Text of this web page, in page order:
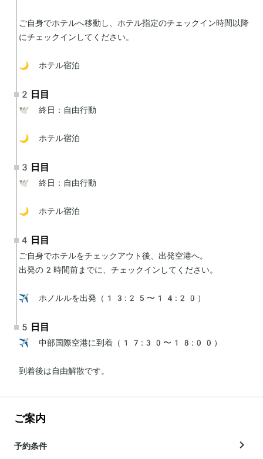
ご自身でホテルへ移動し、ホテル指定のチェックイン時間以降
にチェックインしてください。
🌙 ホテル宿泊
2日目
🕊 終日：自由行動
🌙 ホテル宿泊
3日目
🕊 終日：自由行動
🌙 ホテル宿泊
4日目
ご自身でホテルをチェックアウト後、出発空港へ。
出発の2時間前までに、チェックインしてください。
✈️ ホノルルを出発（13:25〜14:20）
5日目
✈️ 中部国際空港に到着（17:30〜18:00）
到着後は自由解散です。
ご案内
予約条件